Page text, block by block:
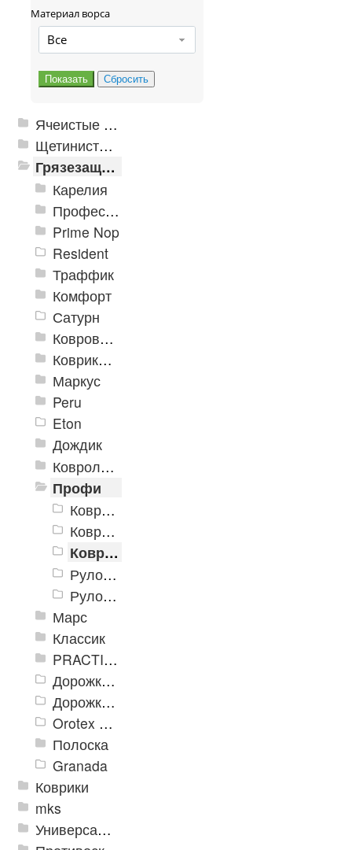
Материал ворса
Все
Ячеистые грязезащитные покрытия
Щетинистые покрытия
Грязезащитные, влаговпитывающие покрытия
Карелия
Профессиональные грязезащитные ковры AntiSplash Carpet
Prime Nop
Resident
Траффик
Комфорт
Сатурн
Ковровое покрытие "Цикада"
Коврики «Heavy» на резиновой подложке
Маркус
Peru
Eton
Дождик
Ковролиновые дорожки «Rekord»
Профи
Коврики «Профи» 400x600 мм
Коврики «Профи» 600x900 мм
Коврики «Профи» 800x1200 мм
Рулон «Профи» 0,9 x 15 м
Рулон «Профи» 1,2 x 15 м
Марс
Классик
PRACTICAL
Дорожка влаговпитывающая Лидер XL
Дорожки «Фаворит»
Orotex GIN
Полоска
Granada
Коврики
mks
Универсальные модульные покрытия